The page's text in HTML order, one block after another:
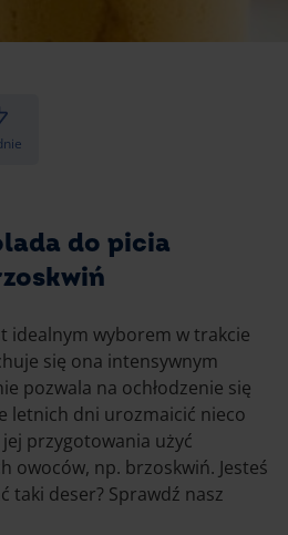
do picia
idealnym wyborem w trakcie
się ona intensywnym
pozwala na ochłodzenie się
letnich dni urozmaicić nieco
przygotowania użyć
owoców, np. brzoskwiń. Jesteś
taki deser? Sprawdź nasz